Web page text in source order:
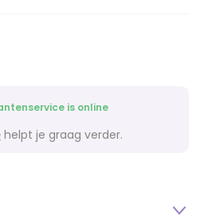
is online
helpt je graag verder.